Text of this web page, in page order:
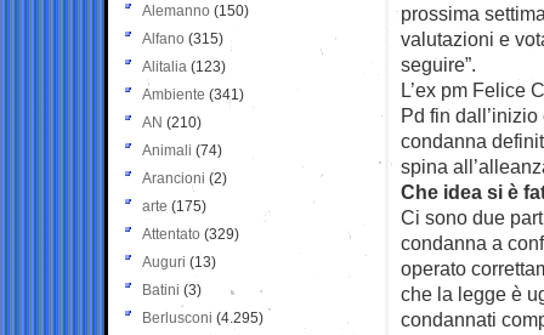
prossima
valutazioni e
seguire”.
L’ex pm Felice
Pd fin
condanna
spina
Che idea si è
Ci sono due
condanna a
operato
che la legge è
condannati
Alemanno (150)
Alfano (315)
Alitalia (123)
Ambiente (341)
AN (210)
Animali (74)
Arancioni (2)
arte (175)
Attentato (329)
Auguri (13)
Batini (3)
Berlusconi (4.295)